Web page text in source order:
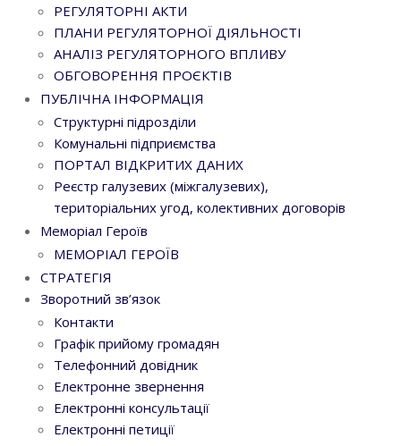
РЕГУЛЯТОРНІ АКТИ
ПЛАНИ РЕГУЛЯТОРНОЇ ДІЯЛЬНОСТІ
АНАЛІЗ РЕГУЛЯТОРНОГО ВПЛИВУ
ОБГОВОРЕННЯ ПРОЄКТІВ
ПУБЛІЧНА ІНФОРМАЦІЯ
Структурні підрозділи
Комунальні підприємства
ПОРТАЛ ВІДКРИТИХ ДАНИХ
Реєстр галузевих (міжгалузевих),
територіальних угод, колективних договорів
Меморіал Героїв
МЕМОРІАЛ ГЕРОЇВ
СТРАТЕГІЯ
Зворотний зв’язок
Контакти
Графік прийому громадян
Телефонний довідник
Електронне звернення
Електронні консультації
Електронні петиції